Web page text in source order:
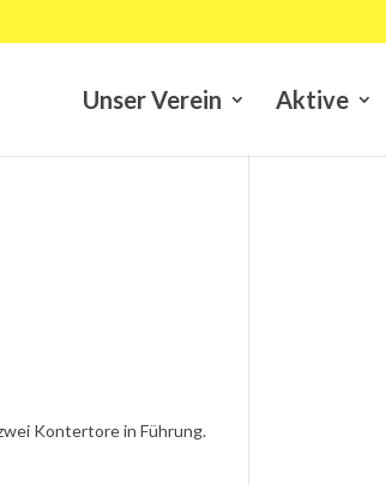
Unser Verein Aktive
Kontertore in Führung.